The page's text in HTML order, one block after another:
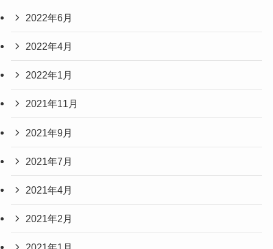
2022年6月
2022年4月
2022年1月
2021年11月
2021年9月
2021年7月
2021年4月
2021年2月